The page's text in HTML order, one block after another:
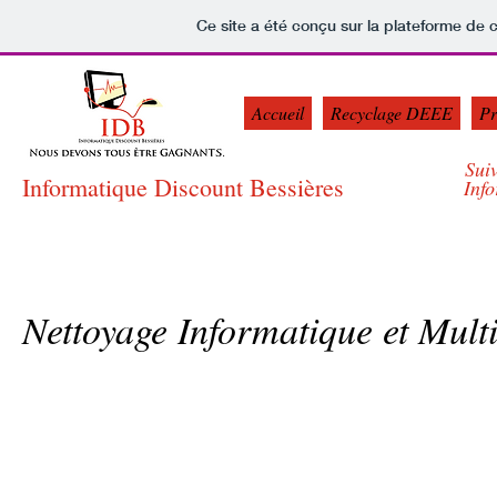
Ce site a été conçu sur la plateforme de
Informatique Discount Bessières
Accueil Recyclage DEEE
Nettoyage Informatique et